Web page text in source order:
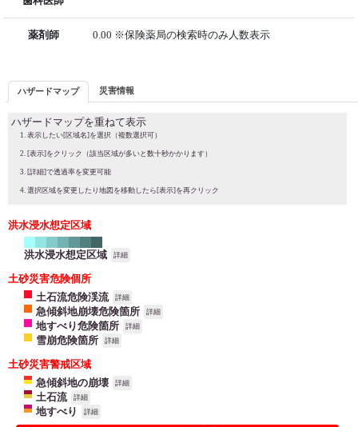
薬剤師 0.00 ※保険薬局の検索時のみ人数表示
ハザードマップ 災害情報
ハザードマップを重ねて表示
表示したい[区域名]を選択（複数選択可）
[表示]をクリック（該当区域が多いと数十秒かかります）
[詳細]で透過率を変更可能
選択区域を変更したり地図を移動したら[表示]を再クリック
洪水浸水想定区域
洪水浸水想定区域 詳細
土砂災害危険個所
土石流危険渓流
詳細
急傾斜地崩壊危険箇所 詳細
地すべり危険箇所 詳細
雪崩危険箇所 詳細
土砂災害警戒区域
急傾斜地の崩壊
詳細
土石流 詳細
地すべり 詳細